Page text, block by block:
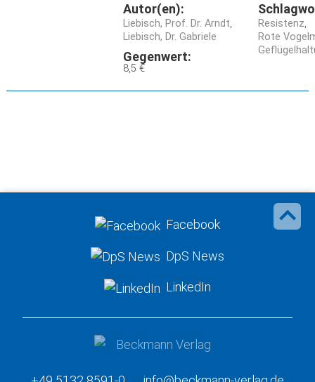
Autor(en):
Liebisch, Prof. Dr. Arndt
Liebisch, Dr. Gabriele
Gegenwert:
8,5 €
Resistenz
Rote
Facebook
DpS News
LinkedIn